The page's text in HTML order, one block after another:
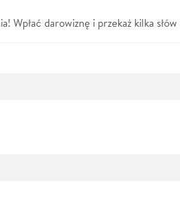
Wpłać darowiznę i przekaż kilka